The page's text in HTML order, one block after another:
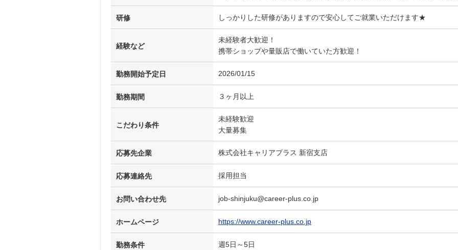
研修 しっかりした研修がありますので安心してご就業いただけます★
経験など
未経験者大歓迎！
携帯ショップや量販店で働いていた方歓迎！
勤務開始予定日 2026/01/15
勤務期間 ３ヶ月以上
こだわり条件
未経験歓迎
大量募集
応募先企業 株式会社キャリアプラス 新宿支店
応募連絡先 採用担当
お問い合わせ先 job-shinjuku@career-plus.co.jp
ホームページ https://www.career-plus.co.jp
勤務条件 週5日～5日